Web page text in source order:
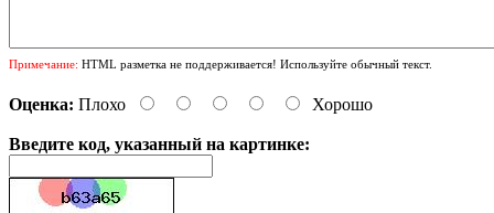
Примечание: HTML разметка не поддерживается! Используйте обычный текст.
Оценка: Плохо Хорошо
Введите код, указанный на картинке: